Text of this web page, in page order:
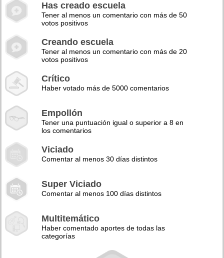
Has creado escuela
Tener al menos un comentario con más de 50
votos positivos
Creando escuela
Tener al menos un comentario con más de 20
votos positivos
Crítico
Haber votado más de 5000 comentarios
Empollón
Tener una puntuación igual o superior a 8 en
los comentarios
Viciado
Comentar al menos 30 días distintos
Super Viciado
Comentar al menos 100 días distintos
Multitemático
Haber comentado aportes de todas las
categorías